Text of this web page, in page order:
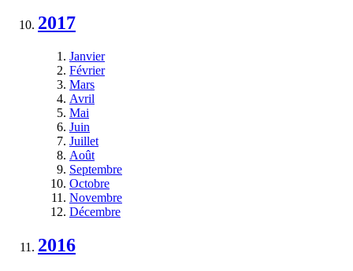
2017
Janvier
Février
Mars
Avril
Mai
Juin
Juillet
Août
Septembre
Octobre
Novembre
Décembre
2016